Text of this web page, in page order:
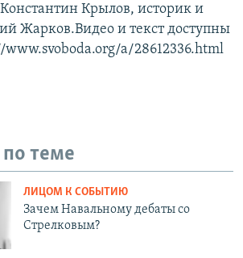
Крылов, историк и
Жарков.Видео и текст доступны
a/28612336.html
теме
ЛИЦОМ К СОБЫТИЮ
Зачем Навальному дебаты со
Стрелковым?